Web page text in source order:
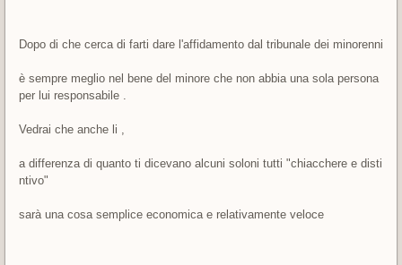
Dopo di che cerca di farti dare l'affidamento dal tribunale dei minorenni
è sempre meglio nel bene del minore che non abbia una sola persona
per lui responsabile .
Vedrai che anche li ,
a differenza di quanto ti dicevano alcuni soloni tutti "chiacchere e disti
ntivo"
sarà una cosa semplice economica e relativamente veloce